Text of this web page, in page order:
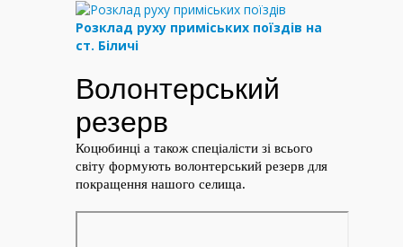
Розклад руху приміських поїздів на
ст. Біличі